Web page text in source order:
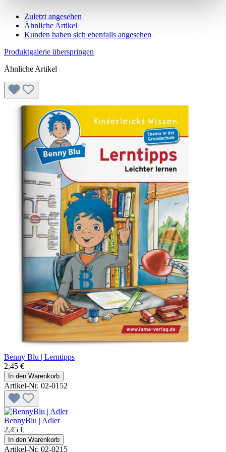
Zuletzt angesehen
Ähnliche Artikel
Kunden haben sich ebenfalls angesehen
Produktgalerie überspringen
Ähnliche Artikel
Benny Blu | Lerntipps
2,45 €
In den Warenkorb
Artikel-Nr. 02-0152
BennyBlu | Adler
2,45 €
In den Warenkorb
Artikel-Nr. 02-0215